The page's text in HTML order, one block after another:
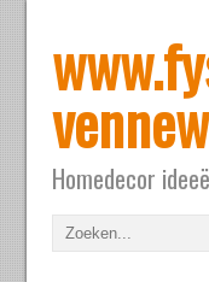
Homedecor